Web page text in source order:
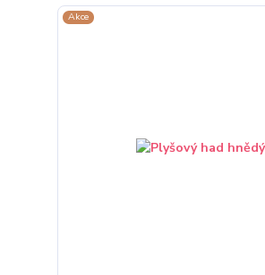
Akce